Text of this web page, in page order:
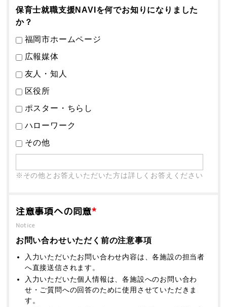
保育士就職支援NAVIを何でお知りになりました
か？
福岡市ホームページ
広報媒体
友人・知人
区役所
ポスター・ちらし
ハローワーク
その他
※その他とお答えいただいた方は詳しくお答えください
注意事項への同意*
Notice
お問い合わせいただく前の注意事項
入力いただいたお問い合わせ内容は、各施設の担当者
へ直接送信されます。
入力いただいた個人情報は、各施設へのお問い合わ
せ・ご質問への回答のために使用させていただきま
す。